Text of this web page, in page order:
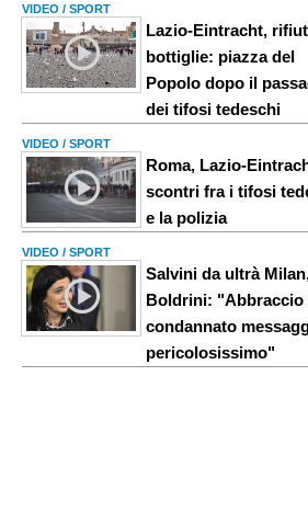
VIDEO / SPORT
Lazio-Eintracht,
bottiglie: piazza del
Popolo dopo il
dei tifosi tedeschi
VIDEO / SPORT
Roma, Lazio-
scontri fra i tifosi
e la polizia
VIDEO / SPORT
Salvini da ultrà
Boldrini: "Abbraccio
condannato
pericolosissimo"